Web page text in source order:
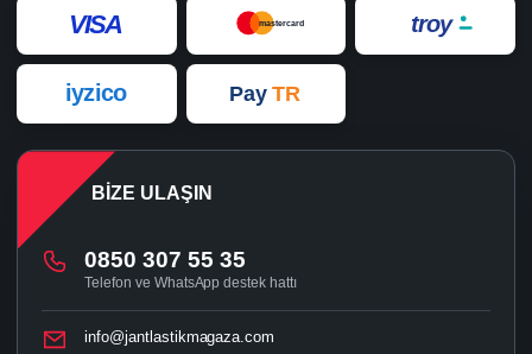
VISA mastercard troy
iyzico Pay TR
BIZE ULAŞIN
0850 307 55 35
Telefon ve WhatsApp destek hattı
info@jantlastikmagaza.com